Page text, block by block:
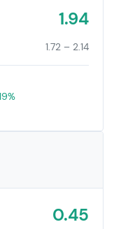
1.94
1.72 – 2.14
0.45